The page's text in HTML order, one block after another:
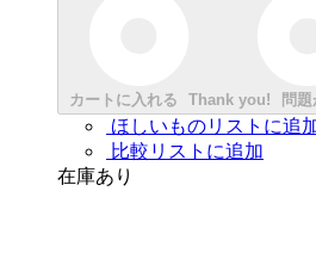
カートに入れる Thank you! 問
ほしいものリストに追
比較リストに追加
在庫あり